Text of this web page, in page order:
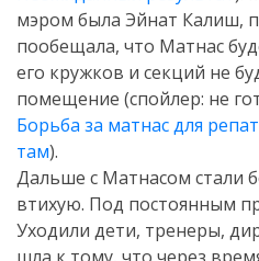
мэром была Эйнат Калиш,
пообещала, что Матнас
его кружков и секций не
помещение (спойлер: не
Борьба за матнас для
там).
Дальше с Матнасом стали
втихую. Под постоянным
Уходили дети, тренеры,